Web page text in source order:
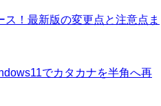
！最新版の変更点と注意点ま
でカタカナを半角へ再